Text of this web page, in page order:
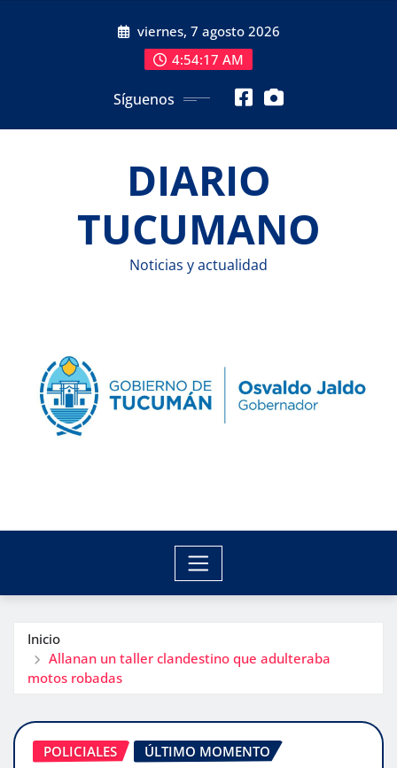
viernes, 7 agosto 2026
4:54:18 AM
Síguenos
DIARIO
TUCUMANO
Noticias y actualidad
Inicio
Allanan un taller clandestino que adulteraba
motos robadas
POLICIALES ÚLTIMO MOMENTO